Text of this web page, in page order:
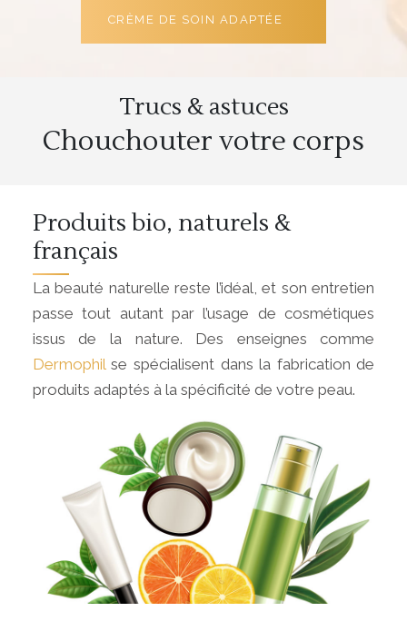
CRÈME DE SOIN ADAPTÉE
Trucs & astuces
Chouchouter votre corps
Produits bio, naturels &
français
La beauté naturelle reste l’idéal, et son entretien
passe tout autant par l’usage de cosmétiques
issus de la nature. Des enseignes comme
Dermophilse spécialisent dans la fabrication de
produits adaptés à la spécificité de votre peau.